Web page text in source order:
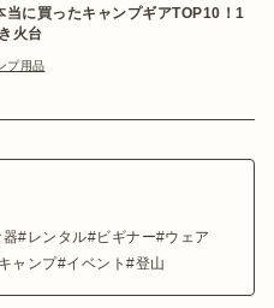
当に買ったキャンプギアTOP10！1
火台
プ用品
器 レンタル ビギナー
ウェア
ャンプ イベント 登山